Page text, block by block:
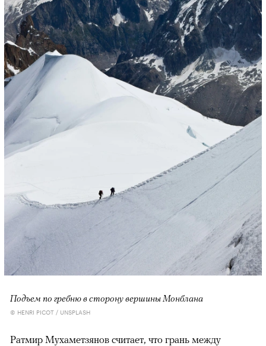
Подъем по гребню в сторону вершины Монблана
© HENRI PICOT / UNSPLASH
Ратмир Мухаметзянов считает, что грань между